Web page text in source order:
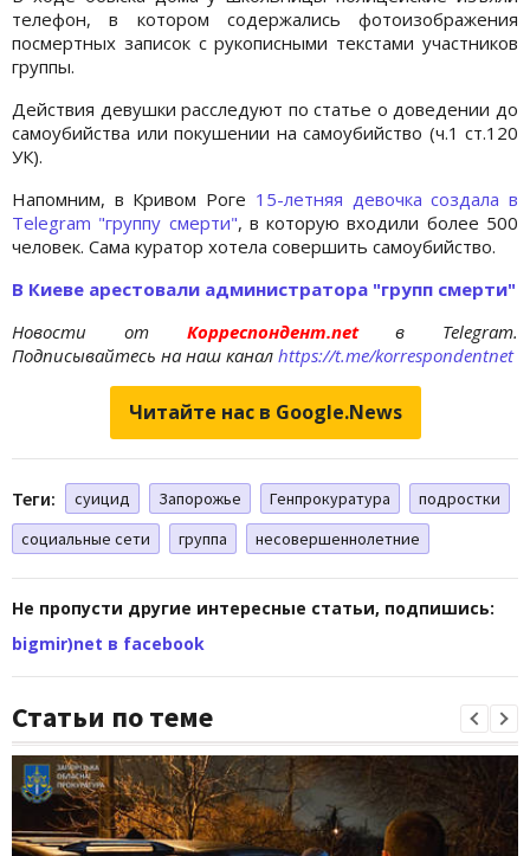
телефон, в котором содержались фотоизображения
посмертных записок с рукописными текстами участников
группы.
Действия девушки расследуют по статье о доведении до
самоубийства или покушении на самоубийство (ч.1 ст.120
УК).
Напомним, в Кривом Роге 15-летняя девочка создала в
Telegram "группу смерти", в которую входили более 500
человек. Сама куратор хотела совершить самоубийство.
В Киеве арестовали администратора "групп смерти"
Новости отКорреспондент.netв Telegram.
Подписывайтесь на наш канал https://t.me/korrespondentnet
Читайте нас в Google.News
Теги: суицид Запорожье Генпрокуратура
подростки
социальные сети
группа несовершеннолетние
Не пропусти другие интересные статьи, подпишись:
bigmir)net в facebook
Статьи по теме